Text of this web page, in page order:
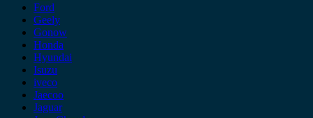
Ford
Geely
Gonow
Honda
Hyundai
Isuzu
iveco
Jaecoo
Jaguar